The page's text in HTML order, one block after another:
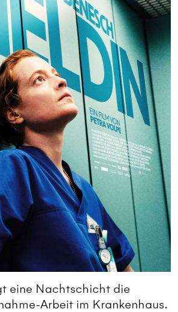
eine Nachtschicht die
Arbeit im Krankenhaus.